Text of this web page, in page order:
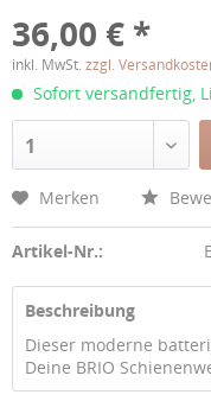
36,00 € *
inkl. MwSt. zzgl.
Sofort versandfertig,
1
Merken
Artikel-Nr.:
Beschreibung
Dieser moderne
Deine BRIO